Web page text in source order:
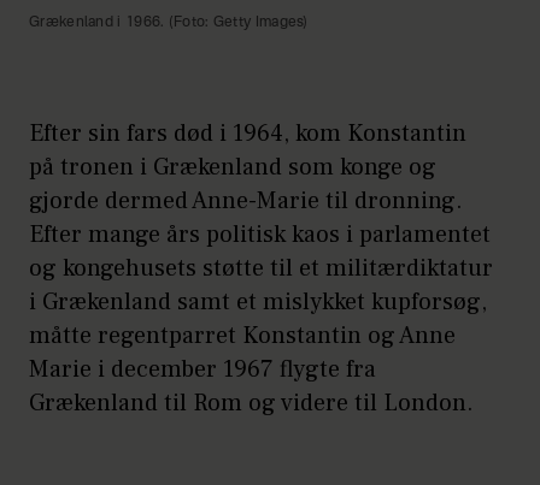
Grækenland i 1966. (Foto: Getty Images)
Efter sin fars død i 1964, kom Konstantin
på tronen i Grækenland som konge og
gjorde dermed Anne-Marie til dronning.
Efter mange års politisk kaos i parlamentet
og kongehusets støtte til et militærdiktatur
i Grækenland samt et mislykket kupforsøg,
måtte regentparret Konstantin og Anne
Marie i december 1967 flygte fra
Grækenland til Rom og videre til London.